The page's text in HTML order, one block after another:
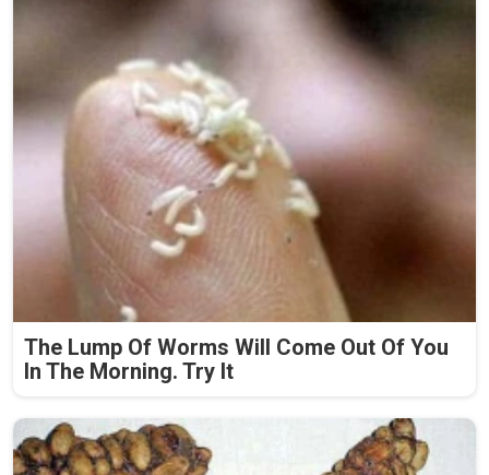
The Lump Of Worms Will Come Out Of You
In The Morning. Try It